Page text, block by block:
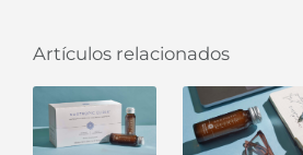
Artículos relacionados